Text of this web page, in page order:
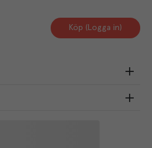
Köp (Logga in)